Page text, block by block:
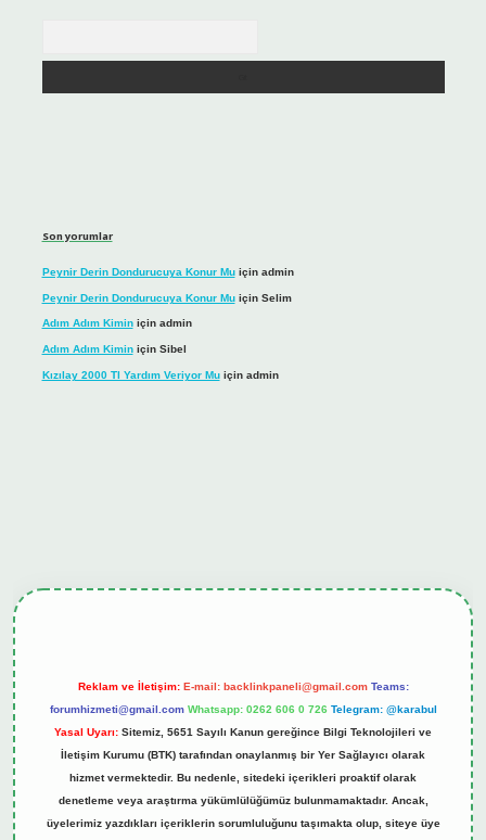
Son yorumlar
Peynir Derin Dondurucuya Konur Muiçin admin
Peynir Derin Dondurucuya Konur Muiçin Selim
Adım Adım Kiminiçin admin
Adım Adım Kiminiçin Sibel
Kızılay 2000 Tl Yardım Veriyor Muiçin admin
Reklam ve İletişim: E-mail: backlinkpaneli@gmail.com Teams:
forumhizmeti@gmail.com Whatsapp: 0262 606 0 726 Telegram: @karabul
Yasal Uyarı: Sitemiz, 5651 Sayılı Kanun gereğince Bilgi Teknolojileri ve
İletişim Kurumu (BTK) tarafından onaylanmış bir Yer Sağlayıcı olarak
hizmet vermektedir. Bu nedenle, sitedeki içerikleri proaktif olarak
denetleme veya araştırma yükümlülüğümüz bulunmamaktadır. Ancak,
üyelerimiz yazdıkları içeriklerin sorumluluğunu taşımakta olup, siteye üye